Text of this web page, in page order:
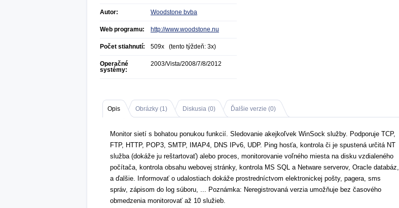
Autor: Woodstone bvba
Web programu: http://www.woodstone.nu
Počet stiahnutí: 509x (tento týždeň: 3x)
Operačné
systémy:
2003/Vista/2008/7/8/2012
Opis Obrázky (1) Diskusia (0) Ďalšie verzie (0)
Monitor sietí s bohatou ponukou funkcií. Sledovanie akejkoľvek WinSock služby. Podporuje TCP,
FTP, HTTP, POP3, SMTP, IMAP4, DNS IPv6, UDP. Ping hosťa, kontrola či je spustená určitá NT
služba (dokáže ju reštartovať) alebo proces, monitorovanie voľného miesta na disku vzdialeného
počítača, kontrola obsahu webovej stránky, kontrola MS SQL a Netware serverov, Oracle databáz,
a ďalšie. Informovať o udalostiach dokáže prostredníctvom elektronickej pošty, pagera, sms
správ, zápisom do log súboru, ... Poznámka: Neregistrovaná verzia umožňuje bez časového
obmedzenia monitorovať až 10 služieb.